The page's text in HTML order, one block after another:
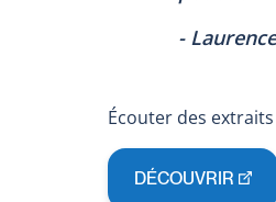
-
Écouter des
DÉCOUVRIR
Ce